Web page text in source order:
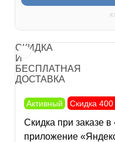
СКИДКА
И
БЕСПЛАТНАЯ
ДОСТАВКА
Активный Скидка 400
Скидка при заказе
приложение